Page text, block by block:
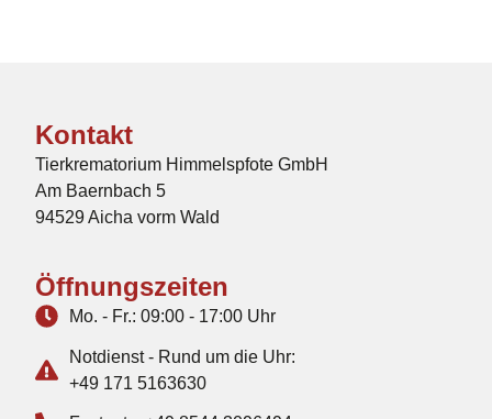
Kontakt
Tierkrematorium Himmelspfote GmbH
Am Baernbach 5
94529 Aicha vorm Wald
Öffnungszeiten
Mo. - Fr.: 09:00 - 17:00 Uhr
Notdienst - Rund um die Uhr:
+49 171 5163630